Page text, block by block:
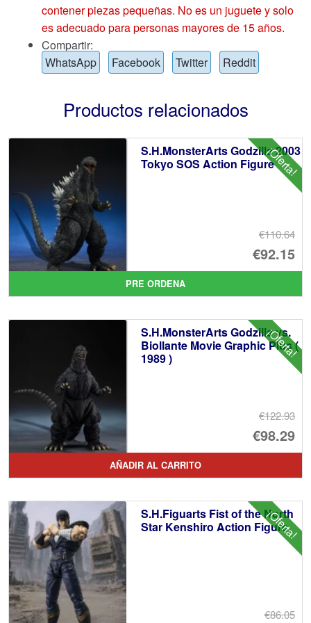
contener piezas pequeñas. No es un juguete y solo
es adecuado para personas mayores de 15 años.
Compartir:
WhatsApp
Facebook Twitter Reddit
Productos relacionados
¡Oferta!
S.H.MonsterArts Godzilla 2003
Tokyo SOS Action Figure
€110.64
El
€92.15
El
PRE ORDENA
¡Oferta!
S.H.MonsterArts Godzilla vs.
Biollante Movie Graphic Plus (
1989 )
€122.93
El
€98.29
El
AÑADIR AL CARRITO
¡Oferta!
S.H.Figuarts Fist of the North
Star Kenshiro Action Figure
€86.05